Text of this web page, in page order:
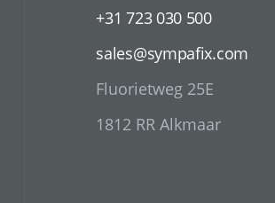
+31 723 030 500
sales@sympafix.com
Fluorietweg 25E
1812 RR Alkmaar